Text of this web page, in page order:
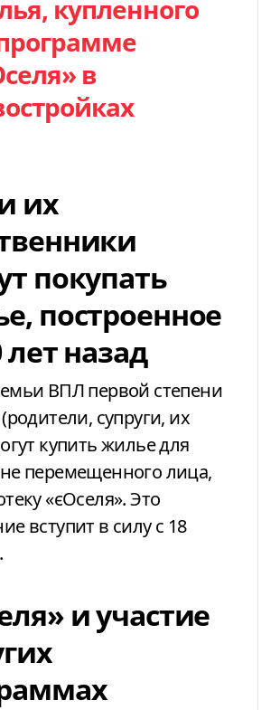
купленного
в
их
покупать
построенное
лет назад
ВПЛ первой степени
супруги, их
купить жилье для
перемещенного лица,
«єОселя».Это
вступит в силу с 18
и участие